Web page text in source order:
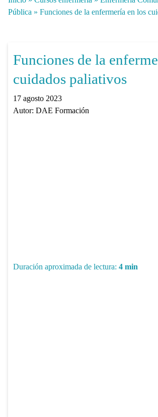
Pública » Funciones de la enfermería en los
Funciones de la
cuidados paliativos
17 agosto 2023
Autor: DAE Formación
Duración aproximada de lectura: 4 min